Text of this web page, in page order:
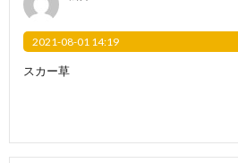
2021-08-01 14:19
スカー草